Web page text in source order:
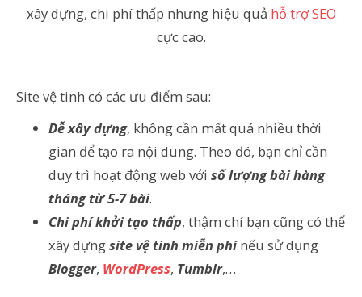
xây dựng, chi phí thấp nhưng hiệu quả hỗ trợ SEO
cực cao.
Site vệ tinh có các ưu điểm sau:
Dễ xây dựng, không cần mất quá nhiều thời
gian để tạo ra nội dung. Theo đó, bạn chỉ cần
duy trì hoạt động web với số lượng bài hàng
tháng từ 5-7 bài.
Chi phí khởi tạo thấp, thậm chí bạn cũng có thể
xây dựngsite vệ tinh miễn phínếu sử dụng
Blogger, WordPress, Tumblr,…